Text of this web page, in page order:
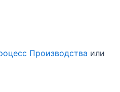
Производства или